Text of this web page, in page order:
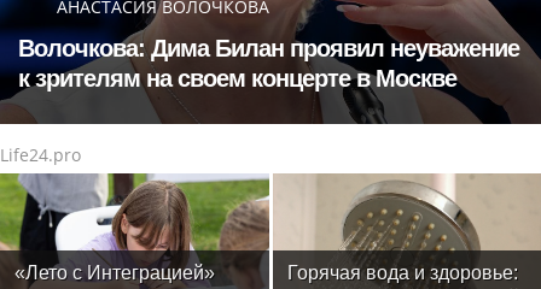
АНАСТАСИЯ ВОЛОЧКОВА
Волочкова: Дима Билан проявил неуважение
к зрителям на своем концерте в Москве
Life24.pro
«Лето с Интеграцией»
Горячая вода и здоровье: